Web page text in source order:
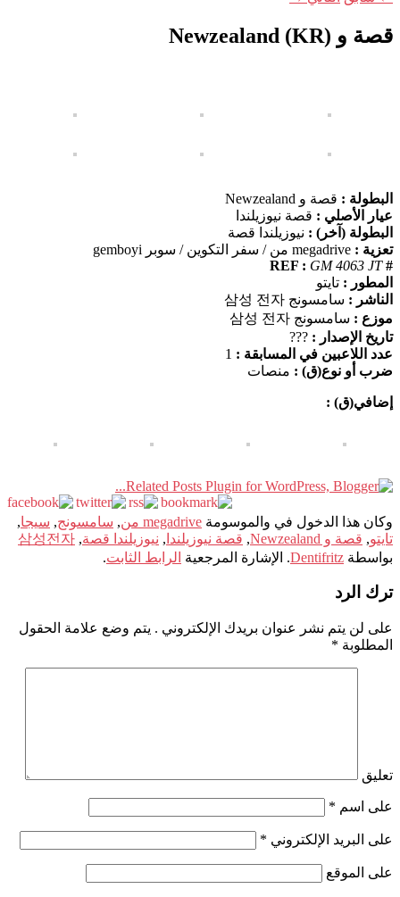
قصة و Newzealand (KR)
البطولة : قصة و Newzealand
عيار الأصلي : قصة نيوزيلندا
البطولة (آخر) : نيوزيلندا قصة
تعزية :
# REF :
GM 4063 JT
المطور : تايتو
الناشر : سامسونج 삼성 전자
موزع : سامسونج 삼성 전자
تاريخ الإصدار : ???
عدد اللاعبين في المسابقة :
ضرب أو نوع(ق) : منصات
إضافي(ق) :
وكان هذا الدخول في والموسومة megadrive من , سامسونج, سيجا,
تايتو, قصة و Newzealand , قصة نيوزيلندا , نيوزيلندا قصة,
삼성전자
بواسطة Dentifritz. الإشارة المرجعية الرابط الثابت.
ترك الرد
على لن يتم نشر عنوان بريدك الإلكتروني . يتم وضع علامة الحقول
المطلوبة *
تعليق
على اسم *
على البريد الإلكتروني *
على الموقع